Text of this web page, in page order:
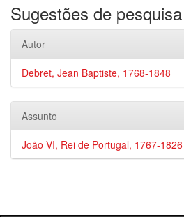
Sugestões de pesquisa
Autor
Debret, Jean Baptiste, 1768-1848
Assunto
João VI, Rei de Portugal, 1767-1826